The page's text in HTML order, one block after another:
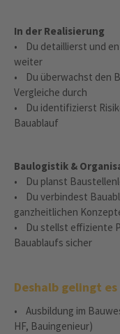
In der Realisierung
• Du detaillierst und
weiter
• Du überwachst den
Vergleiche durch
• Du identifizierst
Bauablauf
Baulogistik &
• Du planst
• Du verbindest
ganzheitlichen
• Du stellst effiziente
Bauablaufs sicher
Deshalb gelingt
• Ausbildung im
HF, Bauingenieur)